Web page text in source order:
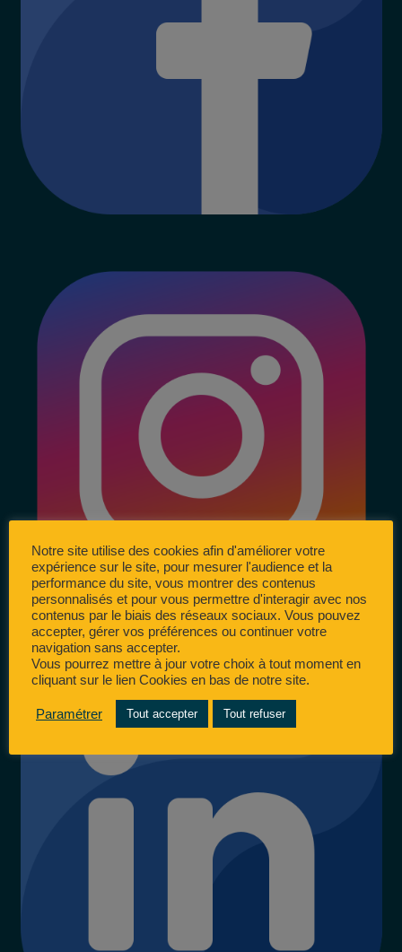
Notre site utilise des cookies afin d'améliorer votre
expérience sur le site, pour mesurer l'audience et la
performance du site, vous montrer des contenus
personnalisés et pour vous permettre d'interagir avec nos
contenus par le biais des réseaux sociaux. Vous pouvez
accepter, gérer vos préférences ou continuer votre
navigation sans accepter.
Vous pourrez mettre à jour votre choix à tout moment en
cliquant sur le lien Cookies en bas de notre site.
Paramétrer Tout accepter Tout refuser